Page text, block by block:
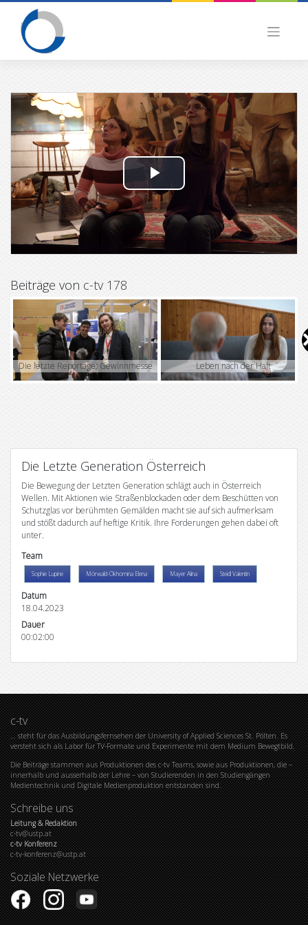
Skip
content
P
l
a
V
i
d
Beiträge von c-tv 178
Die letzte Reportage: Gewinnmesse Leben nach der Haft
Die Letzte Generation Österreich
Die Bewegung der Letzten Generation schlägt auch in Österreich
Wellen. Mit Aktionen wie Straßenblockaden oder dem Beschütten von
Schutzglas vor berühmten Gemälden macht sie auf sich aufmerksam
und stößt dadurch auf heftige Kritik. Ihre Forderungen gehen dabei oft
unter.
Team
Sophie Lupine Mörwald-Okhomina Elena Mayer Alina Steidl Valentin
Datum
18.04.2023
Dauer
00:02:00
c-tv
… steht für das Ausbildungsfernsehen der University of Applied Sciences St. Pölten. Es
versteht sich als Labor für TV-Formate und Experimente mit dem Medium Bewegtbild.
Die Beiträge stammen aus Produktionen des c-tv Teams, sowie aus Produktionen, die –
innerhalb und ausserhalb der Lehre – von Studierenden in den Studiengängen
Medientechnik und Digitale Medienproduktion entstanden sind.
Schreibe uns
Leitung & Redaktion
c-tv@ustp.at
c-tv Konferenz
c-tv-konferenz@ustp.at
Soziale Netzwerke